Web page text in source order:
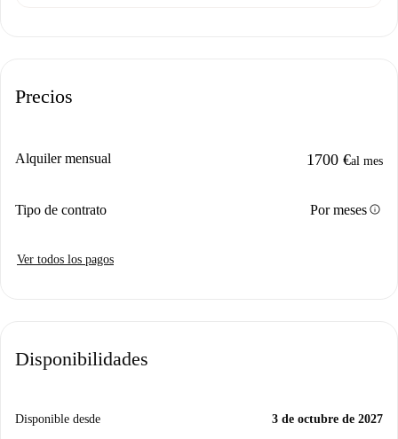
Precios
Alquiler mensual 1700 €al mes
Tipo de contrato Por mesesinfo
Ver todos los pagos
Disponibilidades
Disponible desde 3 de octubre de 2027